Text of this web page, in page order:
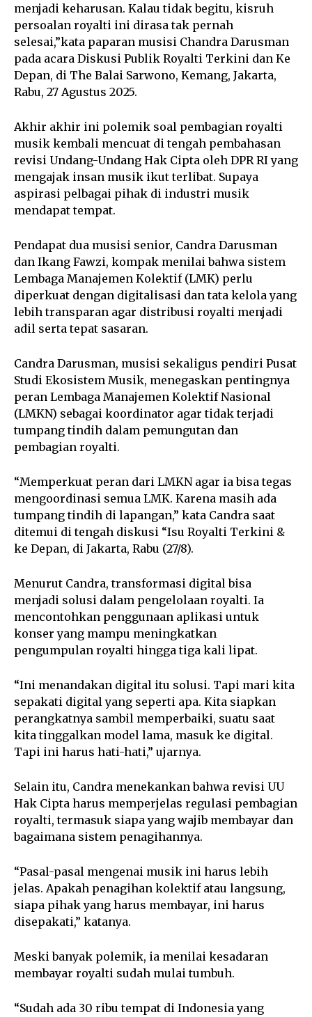
menjadi keharusan. Kalau tidak begitu, kisruh
persoalan royalti ini dirasa tak pernah
selesai,”kata paparan musisi Chandra Darusman
pada acara Diskusi Publik Royalti Terkini dan Ke
Depan, di The Balai Sarwono, Kemang, Jakarta,
Rabu, 27 Agustus 2025.
Akhir akhir ini polemik soal pembagian royalti
musik kembali mencuat di tengah pembahasan
revisi Undang-Undang Hak Cipta oleh DPR RI yang
mengajak insan musik ikut terlibat. Supaya
aspirasi pelbagai pihak di industri musik
mendapat tempat.
Pendapat dua musisi senior, Candra Darusman
dan Ikang Fawzi, kompak menilai bahwa sistem
Lembaga Manajemen Kolektif (LMK) perlu
diperkuat dengan digitalisasi dan tata kelola yang
lebih transparan agar distribusi royalti menjadi
adil serta tepat sasaran.
Candra Darusman, musisi sekaligus pendiri Pusat
Studi Ekosistem Musik, menegaskan pentingnya
peran Lembaga Manajemen Kolektif Nasional
(LMKN) sebagai koordinator agar tidak terjadi
tumpang tindih dalam pemungutan dan
pembagian royalti.
“Memperkuat peran dari LMKN agar ia bisa tegas
mengoordinasi semua LMK. Karena masih ada
tumpang tindih di lapangan,” kata Candra saat
ditemui di tengah diskusi “Isu Royalti Terkini &
ke Depan, di Jakarta, Rabu (27/8).
Menurut Candra, transformasi digital bisa
menjadi solusi dalam pengelolaan royalti. Ia
mencontohkan penggunaan aplikasi untuk
konser yang mampu meningkatkan
pengumpulan royalti hingga tiga kali lipat.
“Ini menandakan digital itu solusi. Tapi mari kita
sepakati digital yang seperti apa. Kita siapkan
perangkatnya sambil memperbaiki, suatu saat
kita tinggalkan model lama, masuk ke digital.
Tapi ini harus hati-hati,” ujarnya.
Selain itu, Candra menekankan bahwa revisi UU
Hak Cipta harus memperjelas regulasi pembagian
royalti, termasuk siapa yang wajib membayar dan
bagaimana sistem penagihannya.
“Pasal-pasal mengenai musik ini harus lebih
jelas. Apakah penagihan kolektif atau langsung,
siapa pihak yang harus membayar, ini harus
disepakati,” katanya.
Meski banyak polemik, ia menilai kesadaran
membayar royalti sudah mulai tumbuh.
“Sudah ada 30 ribu tempat di Indonesia yang